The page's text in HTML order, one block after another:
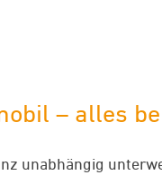
– alles
unabhängig